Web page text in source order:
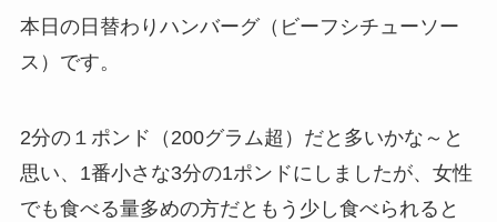
本日の日替わりハンバーグ（ビーフシチューソー
ス）です。
2分の１ポンド（200グラム超）だと多いかな～と
思い、1番小さな3分の1ポンドにしましたが、女性
でも食べる量多めの方だともう少し食べられると